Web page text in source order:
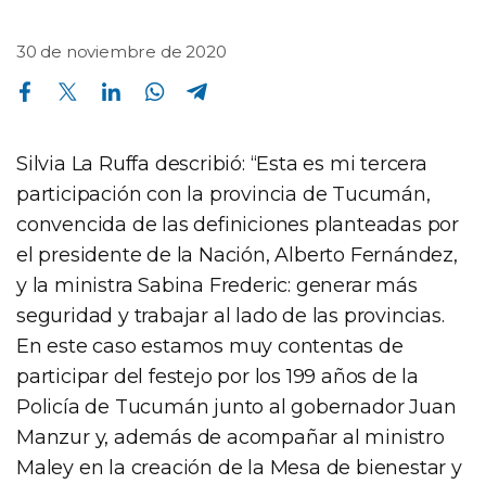
30 de noviembre de 2020
Compartir en Facebook Compartir en Twitter Compartir en Linkedin Compartir en Whatsapp
Silvia La Ruffa describió: “Esta es mi tercera
participación con la provincia de Tucumán,
convencida de las definiciones planteadas por
el presidente de la Nación, Alberto Fernández,
y la ministra Sabina Frederic: generar más
seguridad y trabajar al lado de las provincias.
En este caso estamos muy contentas de
participar del festejo por los 199 años de la
Policía de Tucumán junto al gobernador Juan
Manzur y, además de acompañar al ministro
Maley en la creación de la Mesa de bienestar y